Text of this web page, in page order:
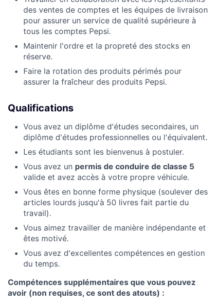
des ventes de comptes et les équipes de livraison
pour assurer un service de qualité supérieure à
tous les comptes Pepsi.
Maintenir l'ordre et la propreté des stocks en
réserve.
Faire la rotation des produits périmés pour
assurer la fraîcheur des produits Pepsi.
Qualifications
Vous avez un diplôme d'études secondaires, un
diplôme d'études professionnelles ou l'équivalent.
Les étudiants sont les bienvenus à postuler.
Vous avez un permis de conduire de classe 5
valide et avez accès à votre propre véhicule.
Vous êtes en bonne forme physique (soulever des
articles lourds jusqu'à 50 livres fait partie du
travail).
Vous aimez travailler de manière indépendante et
êtes motivé.
Vous avez d'excellentes compétences en gestion
du temps.
Compétences supplémentaires que vous pouvez
avoir (non requises, ce sont des atouts) :